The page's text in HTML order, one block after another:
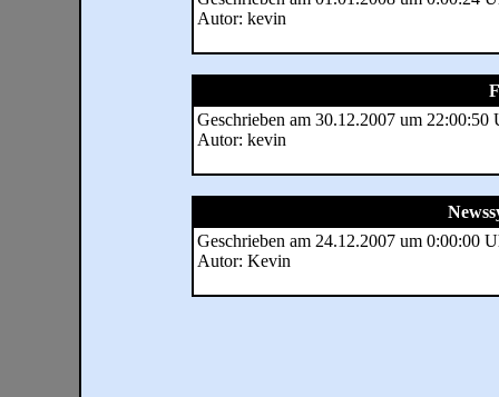
Autor: kevin
Geschrieben am 30.12.2007 um 22:00:50
Autor: kevin
Geschrieben am 24.12.2007 um 0:00:00
Autor: Kevin